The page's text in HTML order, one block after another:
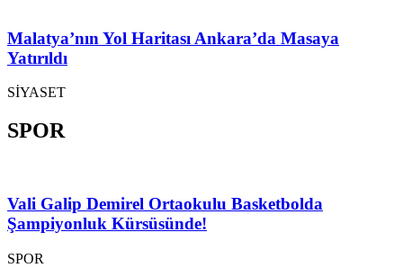
Malatya’nın Yol Haritası Ankara’da Masaya
Yatırıldı
SİYASET
SPOR
Vali Galip Demirel Ortaokulu Basketbolda
Şampiyonluk Kürsüsünde!
SPOR